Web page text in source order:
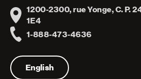
Address
1200-2300, rue Yonge, C. P.
1E4
1-888-473-4636
English